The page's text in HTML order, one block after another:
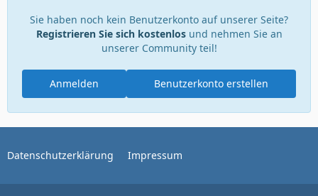
Sie haben noch kein Benutzerkonto auf unserer Seite?
Registrieren Sie sich kostenlosund nehmen Sie an
unserer Community teil!
Benutzerkonto erstellen
Anmelden
Datenschutzerklärung Impressum